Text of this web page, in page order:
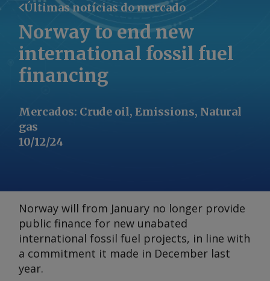
Últimas notícias do mercado
Norway to end new
international fossil fuel
financing
Mercados: Crude oil, Emissions, Natural
gas
10/12/24
Norway will from January no longer provide
public finance for new unabated
international fossil fuel projects, in line with
a commitment it made in December last
year.